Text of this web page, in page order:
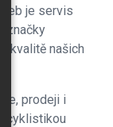
je servis
značky
kvalitě našich
prodeji i
cyklistikou